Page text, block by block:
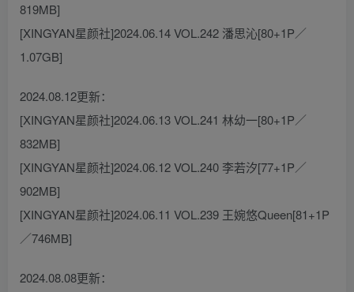
819MB]
[XINGYAN星颜社]2024.06.14 VOL.242 潘思沁[80+1P／
1.07GB]
2024.08.12更新：
[XINGYAN星颜社]2024.06.13 VOL.241 林幼一[80+1P／
832MB]
[XINGYAN星颜社]2024.06.12 VOL.240 李若汐[77+1P／
902MB]
[XINGYAN星颜社]2024.06.11 VOL.239 王婉悠Queen[81+1P
／746MB]
2024.08.08更新：